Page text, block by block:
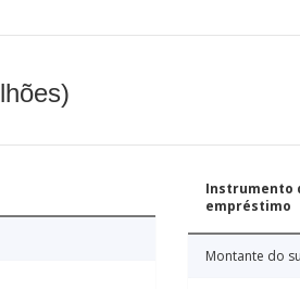
Instrumento
empréstimo
Montante do